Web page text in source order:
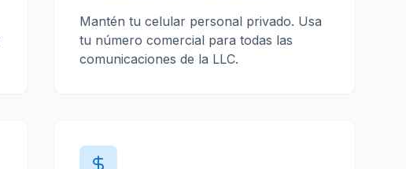
Mantén tu celular personal privado. Usa
tu número comercial para todas las
comunicaciones de la LLC.